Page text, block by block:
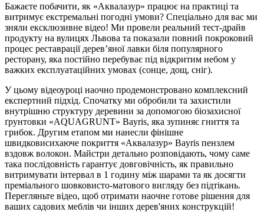
Бажаєте побачити, як «Аквалазур» працює на практиці та
витримує екстремальні погодні умови? Спеціально для вас ми
зняли ексклюзивне відео! Ми провели реальний тест-драйв
продукту на вулицях Львова та показали повний покроковий
процес реставрації дерев’яної лавки біля популярного
ресторану, яка постійно перебуває під відкритим небом у
важких експлуатаційних умовах (сонце, дощ, сніг).
У цьому відеоуроці наочно продемонстровано комплексний
експертний підхід. Спочатку ми обробили та захистили
внутрішню структуру деревини за допомогою біозахисної
ґрунтовки «AQUAGRUNT» Bayris, яка зупиняє гниття та
грибок. Другим етапом ми нанесли фінішне
швидковисихаюче покриття «Аквалазур» Bayris пензлем
вздовж волокон. Майстри детально розповідають, чому саме
така послідовність гарантує довговічність, як правильно
витримувати інтервал в 1 годину між шарами та як досягти
преміального шовковисто-матового вигляду без підтікань.
Перегляньте відео, щоб отримати наочне готове рішення для
ваших садових меблів чи інших дерев'яних конструкцій!